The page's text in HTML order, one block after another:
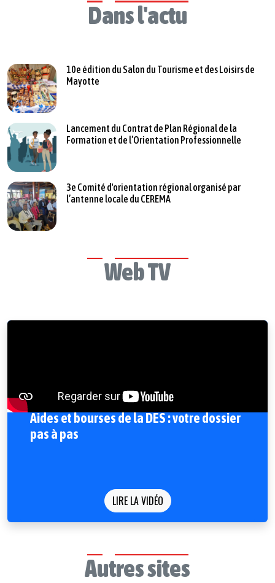
Dans l'actu
10e édition du Salon du Tourisme et des Loisirs de
Mayotte
Lancement du Contrat de Plan Régional de la
Formation et de l’Orientation Professionnelle
3e Comité d'orientation régional organisé par
l’antenne locale du CEREMA
Web TV
Aides et bourses de la DES : votre dossier
pas à pas
LIRE LA VIDÉO
Autres sites